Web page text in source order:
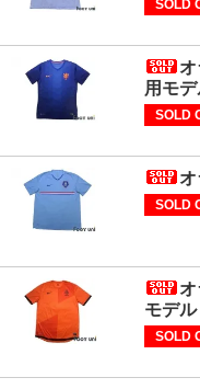
SOLD
用モ
SOLD
SOLD
モデル
SOLD